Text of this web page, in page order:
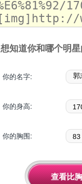
想知道你和哪个明
你的名字:
你的身高:
你的胸围: